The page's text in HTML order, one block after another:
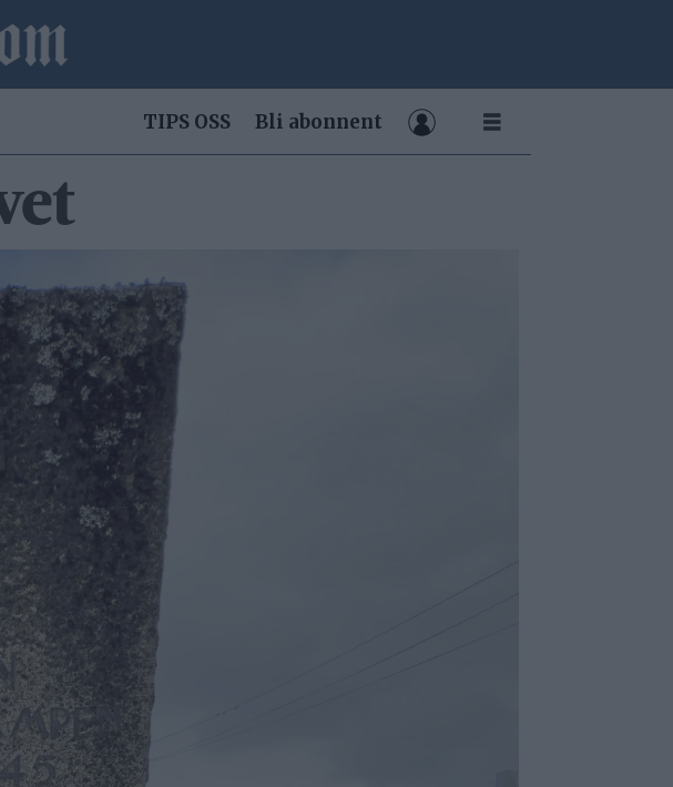
TIPS OSS Bli abonnent